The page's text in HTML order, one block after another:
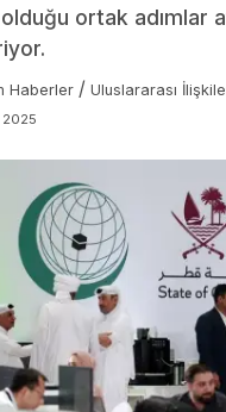
ortak adımlar
Haberler / Uluslararası
2025